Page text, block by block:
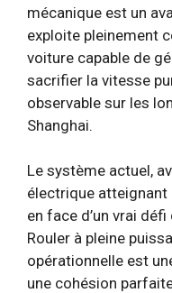
mécanique est un
exploite pleinement
voiture capable de
sacrifier la vitesse
observable sur les
Shanghai.
Le système actuel,
électrique atteignant
en face d’un vrai
Rouler à pleine
opérationnelle est
une cohésion